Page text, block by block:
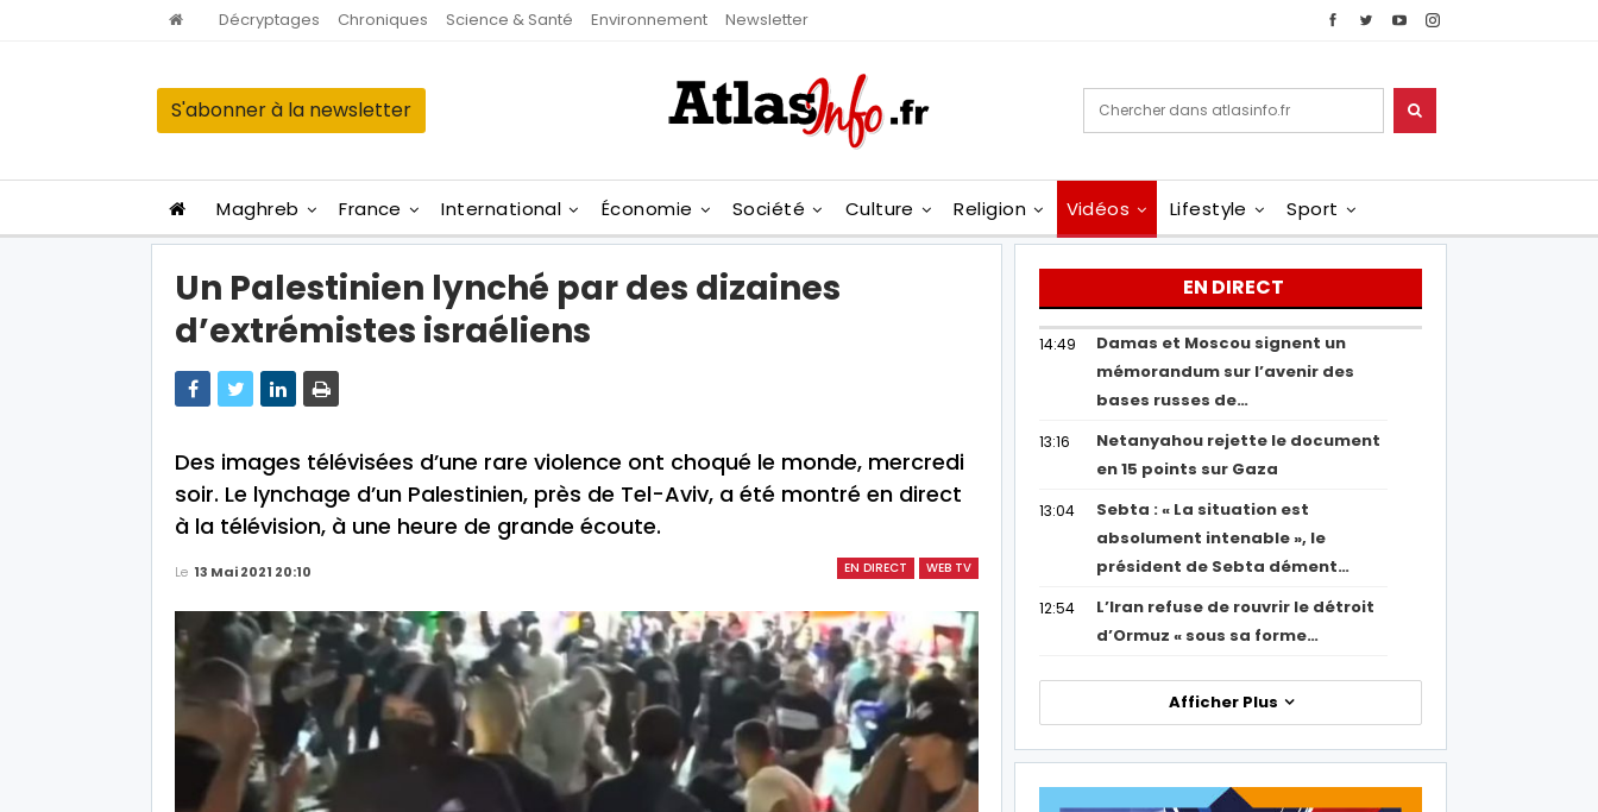
Décryptages Chroniques Science & Santé Environnement Newsletter
S'abonner à la newsletter
Maghreb France International Économie Société Culture Religion Vidéos Lifestyle Sport
Un Palestinien lynché par des dizaines
d’extrémistes israéliens
Des images télévisées d’une rare violence ont choqué le monde, mercredi
soir. Le lynchage d’un Palestinien, près de Tel-Aviv, a été montré en direct
à la télévision, à une heure de grande écoute.
EN DIRECT WEB TV
Le 13 Mai 2021 20:10
EN DIRECT
14:49
Damas et Moscou signent un
mémorandum sur l’avenir des
bases russes de…
13:16
Netanyahou rejette le document
en 15 points sur Gaza
13:04
Sebta : « La situation est
absolument intenable », le
président de Sebta dément…
12:54
L’Iran refuse de rouvrir le détroit
d’Ormuz « sous sa forme…
Afficher Plus